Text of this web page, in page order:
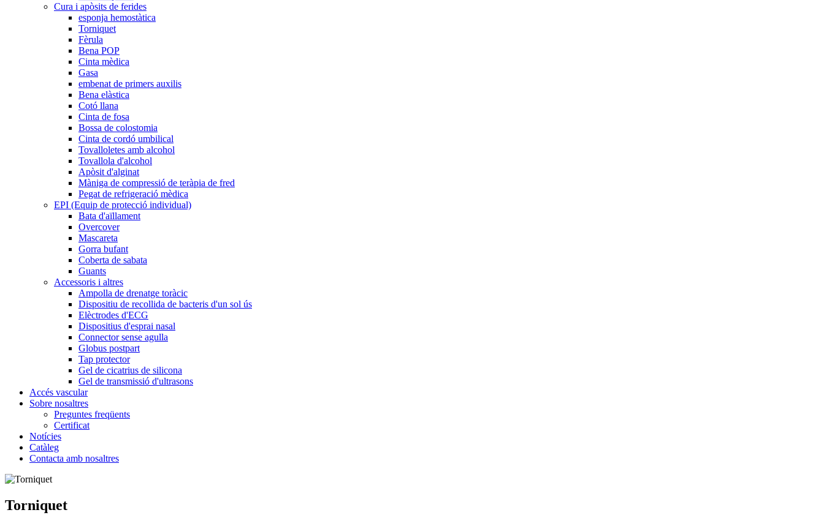
Cura i apòsits de ferides
esponja hemostàtica
Torniquet
Fèrula
Bena POP
Cinta mèdica
Gasa
embenat de primers auxilis
Bena elàstica
Cotó llana
Cinta de fosa
Bossa de colostomia
Cinta de cordó umbilical
Tovalloletes amb alcohol
Tovallola d'alcohol
Apòsit d'alginat
Màniga de compressió de teràpia de fred
Pegat de refrigeració mèdica
EPI (Equip de protecció individual)
Bata d'aïllament
Overcover
Mascareta
Gorra bufant
Coberta de sabata
Guants
Accessoris i altres
Ampolla de drenatge toràcic
Dispositiu de recollida de bacteris d'un sol ús
Elèctrodes d'ECG
Dispositius d'esprai nasal
Connector sense agulla
Globus postpart
Tap protector
Gel de cicatrius de silicona
Gel de transmissió d'ultrasons
Accés vascular
Sobre nosaltres
Preguntes freqüents
Certificat
Notícies
Catàleg
Contacta amb nosaltres
Torniquet